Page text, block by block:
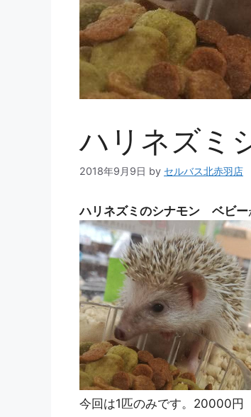
ハリネズミ
2018年9月9日 by セルバス北赤羽店
ハリネズミのシナモン ベビー
今回は1匹のみです。20000